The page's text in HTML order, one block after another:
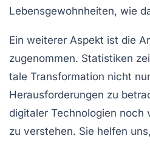
Lebensgewohnheiten, wie
Ein weiterer Aspekt ist die
zugenommen. Statistiken
tale Transformation nicht
Herausforderungen zu
digitaler Technologien
zu verstehen. Sie helfen